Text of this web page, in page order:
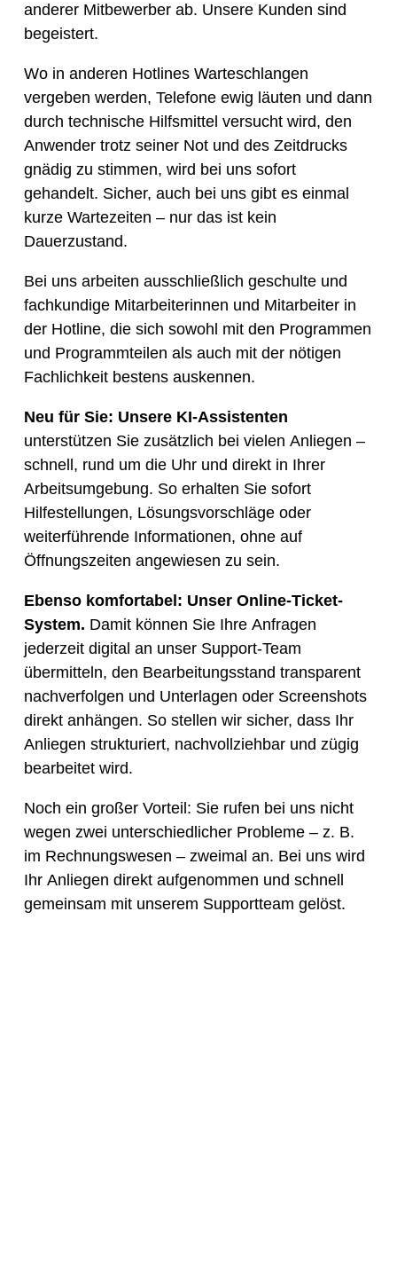
anderer Mitbewerber ab. Unsere Kunden sind
begeistert.
Wo in anderen Hotlines Warteschlangen
vergeben werden, Telefone ewig läuten und dann
durch technische Hilfsmittel versucht wird, den
Anwender trotz seiner Not und des Zeitdrucks
gnädig zu stimmen, wird bei uns sofort
gehandelt. Sicher, auch bei uns gibt es einmal
kurze Wartezeiten – nur das ist kein
Dauerzustand.
Bei uns arbeiten ausschließlich geschulte und
fachkundige Mitarbeiterinnen und Mitarbeiter in
der Hotline, die sich sowohl mit den Programmen
und Programmteilen als auch mit der nötigen
Fachlichkeit bestens auskennen.
Neu für Sie: Unsere KI-Assistenten
unterstützen Sie zusätzlich bei vielen Anliegen –
schnell, rund um die Uhr und direkt in Ihrer
Arbeitsumgebung. So erhalten Sie sofort
Hilfestellungen, Lösungsvorschläge oder
weiterführende Informationen, ohne auf
Öffnungszeiten angewiesen zu sein.
Ebenso komfortabel: Unser Online-Ticket-
System. Damit können Sie Ihre Anfragen
jederzeit digital an unser Support-Team
übermitteln, den Bearbeitungsstand transparent
nachverfolgen und Unterlagen oder Screenshots
direkt anhängen. So stellen wir sicher, dass Ihr
Anliegen strukturiert, nachvollziehbar und zügig
bearbeitet wird.
Noch ein großer Vorteil: Sie rufen bei uns nicht
wegen zwei unterschiedlicher Probleme – z. B.
im Rechnungswesen – zweimal an. Bei uns wird
Ihr Anliegen direkt aufgenommen und schnell
gemeinsam mit unserem Supportteam gelöst.